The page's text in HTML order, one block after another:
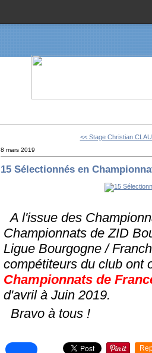
<< Stage Christian
8 mars 2019
15 Sélectionnés en
A l'issue des
Championnats de ZID
Ligue Bourgogne /
compétiteurs du club ont
Championnats de
d'avril à Juin 2019.
Bravo à tous !